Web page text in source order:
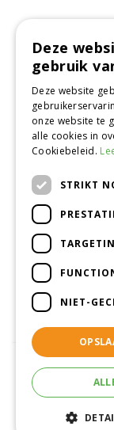
Deze
gebruik
Deze website
onze website te
alle cookies in
Cookiebeleid.
STRIKT
NIET-